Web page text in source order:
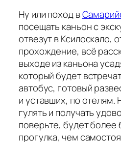
Ну или поход в
посещать каньон с
отвезут в Ксилоскало,
прохождение, всё
выходе из каньона
который будет
автобус, готовый
и уставших, по отелям.
гулять и получать
поверьте, будет более
прогулка, чем